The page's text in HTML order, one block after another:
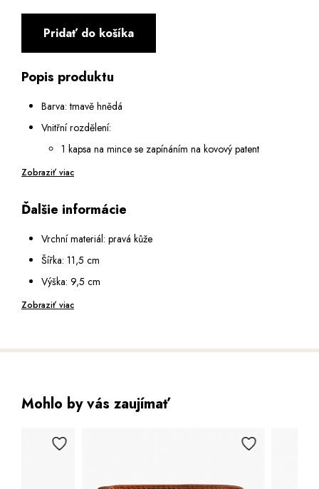
Pridať do košíka
Popis produktu
Barva: tmavě hnědá
Vnitřní rozdělení:
1 kapsa na mince se zapínáním na kovový patent
2 otevřené podélné přihrádky na bankovky
Oddíl na zápinku na kovový patent:
8 přihrádek na karty
3 průhledné fóliové přihrádky
Opatřena RFID ochranou, která zabrání nežádoucímu
zkopírování dat z vašich karet
Zobraziť viac
Ďalšie informácie
Vrchní materiál: pravá kůže
Šířka: 11,5 cm
Výška: 9,5 cm
Hloubka: 3 cm
Zobraziť viac
Mohlo by vás zaujímať